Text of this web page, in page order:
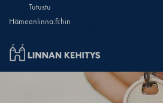
Tutustu
Hämeenlinna.fi:hin
Linnan Kehitys Oy